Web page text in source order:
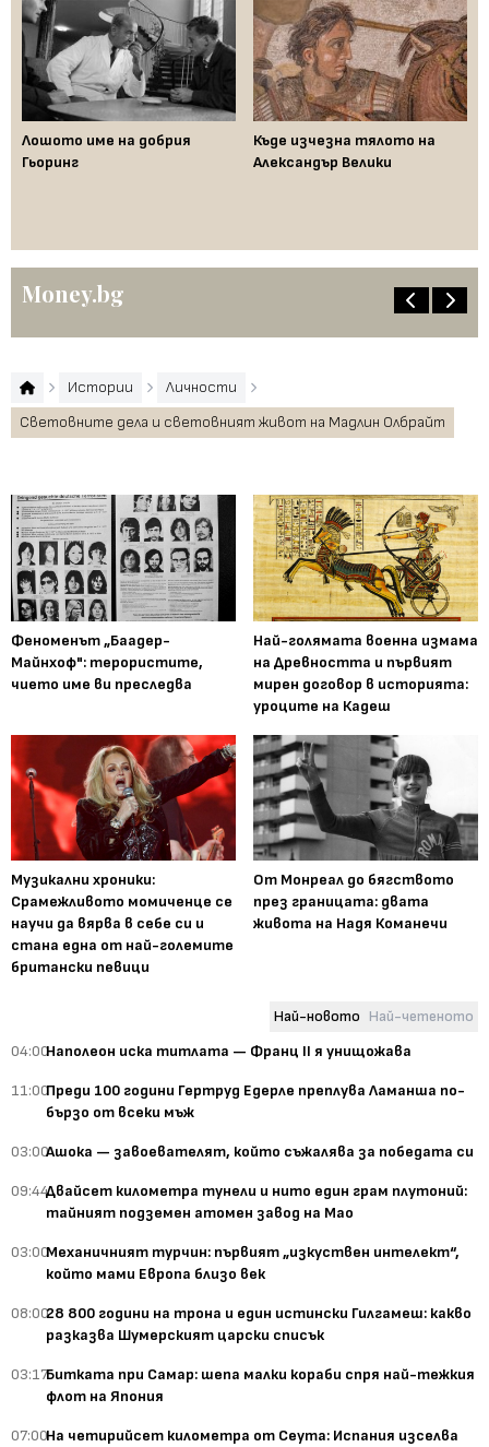
Лошото име на добрия
Гьоринг
Къде изчезна тялото на
Александър Велики
Money.bg
Истории
Личности
Световните дела и световният живот на Мадлин Олбрайт
Феноменът „Баадер-
Майнхоф": терористите,
чието име ви преследва
Най-голямата военна измама
на Древността и първият
мирен договор в историята:
уроците на Кадеш
Музикални хроники:
Срамежливото момиченце се
научи да вярва в себе си и
стана една от най-големите
британски певици
От Монреал до бягството
през границата: двата
живота на Надя Команечи
Най-новото Най-четеното
04:00Наполеон иска титлата — Франц II я унищожава
11:00Преди 100 години Гертруд Едерле преплува Ламанша по-
бързо от всеки мъж
03:00Ашока — завоевателят, който съжалява за победата си
09:44Двайсет километра тунели и нито един грам плутоний:
тайният подземен атомен завод на Мао
03:00Механичният турчин: първият „изкуствен интелект“,
който мами Европа близо век
08:0028 800 години на трона и един истински Гилгамеш: какво
разказва Шумерският царски списък
03:17Битката при Самар: шепа малки кораби спря най-тежкия
флот на Япония
07:00На четирийсет километра от Сеута: Испания изселва